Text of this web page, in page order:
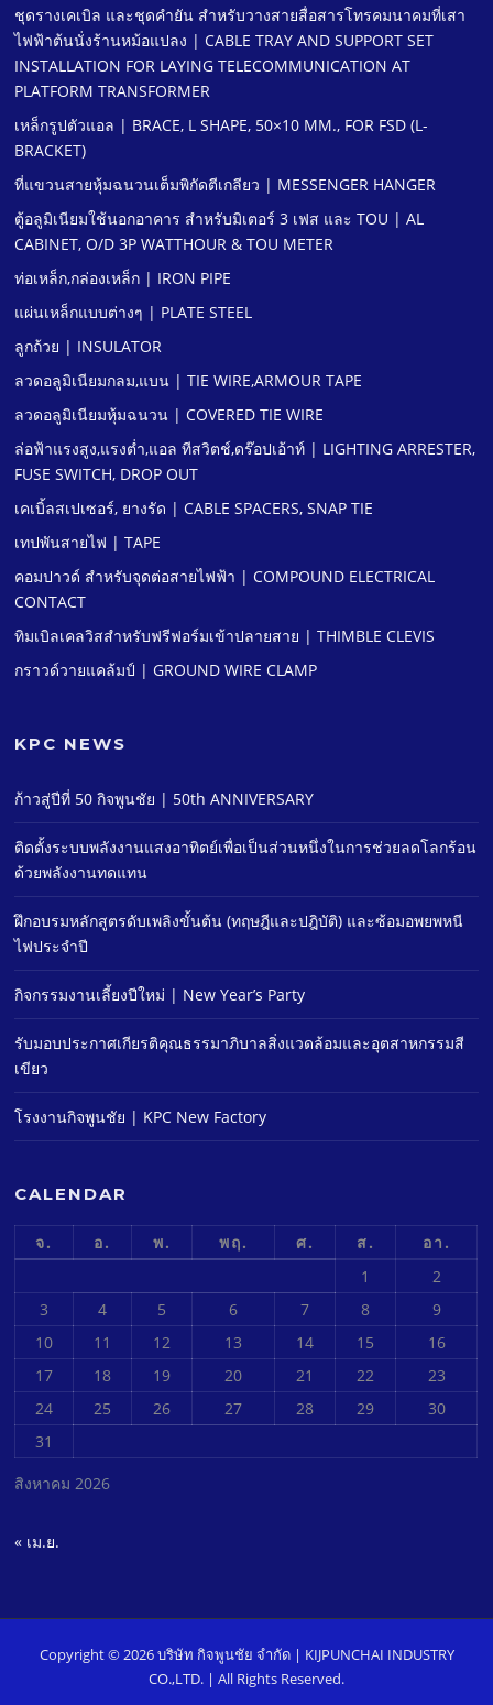
ชุดรางเคเบิล และชุดคํายัน สําหรับวางสายสื่อสารโทรคมนาคมที่เสา
ไฟฟ้าต้นนั่งร้านหม้อแปลง | CABLE TRAY AND SUPPORT SET
INSTALLATION FOR LAYING TELECOMMUNICATION AT
PLATFORM TRANSFORMER
เหล็กรูปตัวแอล | BRACE, L SHAPE, 50×10 MM., FOR FSD (L-
BRACKET)
ที่แขวนสายหุ้มฉนวนเต็มพิกัดตีเกลียว | MESSENGER HANGER
ตู้อลูมิเนียมใช้นอกอาคาร สําหรับมิเตอร์ 3 เฟส และ TOU | AL
CABINET, O/D 3P WATTHOUR & TOU METER
ท่อเหล็ก,กล่องเหล็ก | IRON PIPE
แผ่นเหล็กแบบต่างๆ | PLATE STEEL
ลูกถ้วย | INSULATOR
ลวดอลูมิเนียมกลม,แบน | TIE WIRE,ARMOUR TAPE
ลวดอลูมิเนียมหุ้มฉนวน | COVERED TIE WIRE
ล่อฟ้าแรงสูง,แรงตํ่า,แอล ทีสวิตช์,ดร๊อปเอ้าท์ | LIGHTING ARRESTER,
FUSE SWITCH, DROP OUT
เคเบิ้ลสเปเซอร์, ยางรัด | CABLE SPACERS, SNAP TIE
เทปพันสายไฟ | TAPE
คอมปาวด์ สําหรับจุดต่อสายไฟฟ้า | COMPOUND ELECTRICAL
CONTACT
ทิมเบิลเคลวิสสําหรับฟรีฟอร์มเข้าปลายสาย | THIMBLE CLEVIS
กราวด์วายแคล้มป์ | GROUND WIRE CLAMP
KPC NEWS
ก้าวสู่ปีที่ 50 กิจพูนชัย | 50th ANNIVERSARY
ติดตั้งระบบพลังงานแสงอาทิตย์เพื่อเป็นส่วนหนึ่งในการช่วยลดโลกร้อน
ด้วยพลังงานทดแทน
ฝึกอบรมหลักสูตรดับเพลิงขั้นต้น (ทฤษฎีและปฎิบัติ) และซ้อมอพยพหนี
ไฟประจําปี
กิจกรรมงานเลี้ยงปีใหม่ | New Year’s Party
รับมอบประกาศเกียรติคุณธรรมาภิบาลสิ่งแวดล้อมและอุตสาหกรรมสี
เขียว
โรงงานกิจพูนชัย | KPC New Factory
CALENDAR
สิงหาคม 2026
จ. อ. พ. พฤ. ศ. ส.
อา.
1
2
3
4 5 6 7 8
9
10
11 12 13 14 15
16
17
18 19 20 21 22
23
24
25 26 27 28 29
30
31
« เม.ย.
Copyright © 2026 บริษัท กิจพูนชัย จํากัด | KIJPUNCHAI INDUSTRY
CO.,LTD. | All Rights Reserved.